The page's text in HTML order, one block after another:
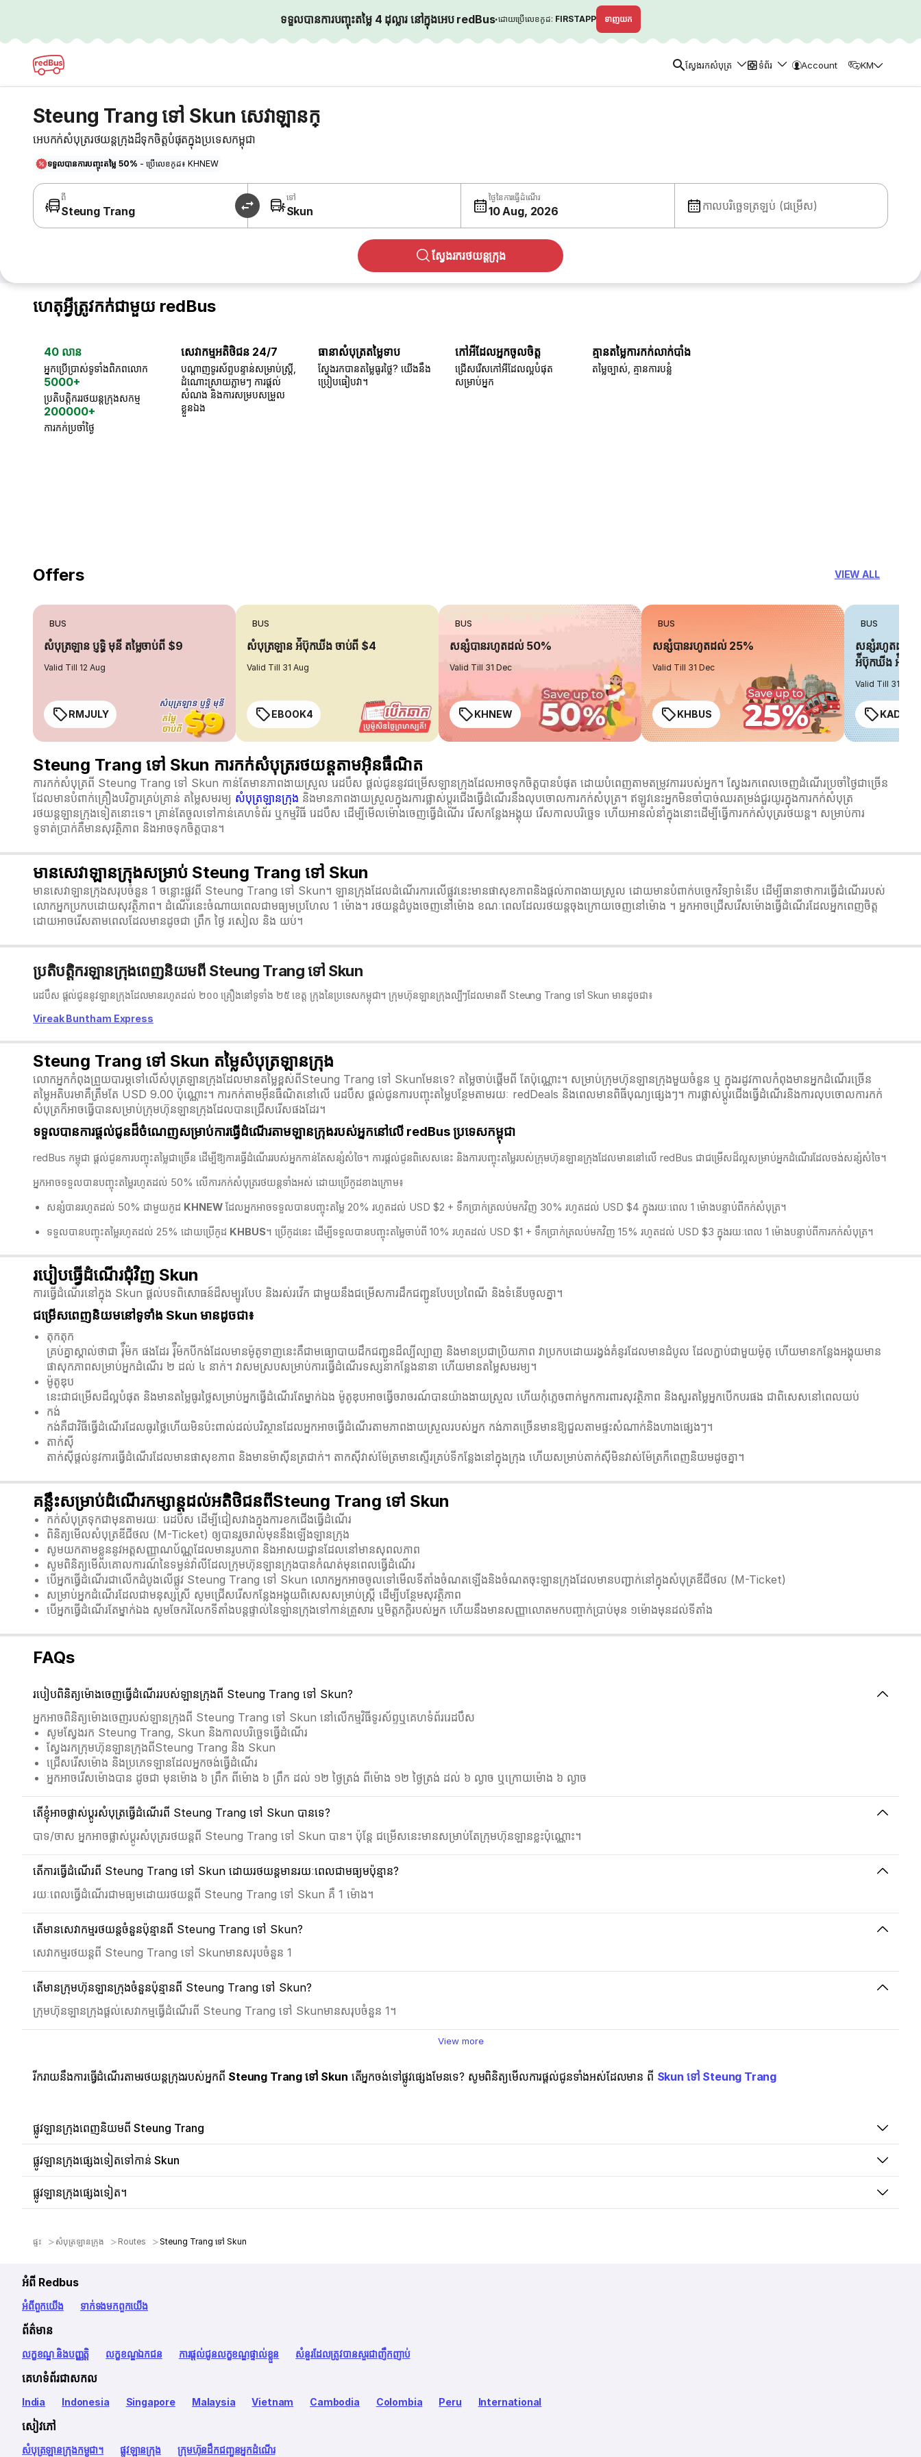
ទទួលបានការបញ្ចុះតម្លៃ 4 ដុល្លារ នៅក្នុងអេប redBus·ដោយប្រើលេខកូដ: FIRSTAPP ទាញយក
ស្វែងរកសំបុត្រ ទំព័រ Account KM
Steung Trang ទៅ Skun សេវាឡានក្
អេបកក់សំបុត្ររថយន្តក្រុងដ៏ទុកចិត្តបំផុតក្នុងប្រទេសកម្ពុជា
ទទួលបានការបញ្ចុះតម្លៃ 50% - ប្រើលេខកូដ៖ KHNEW
ពី
Steung Trang
ទៅ
Skun
ថ្ងៃនៃការធ្វើដំណើរ
10 Aug, 2026 កាលបរិច្ឆេទត្រឡប់ (ជម្រើស)
ស្វែងរករថយន្តក្រុង
ហេតុអ្វីត្រូវកក់ជាមួយ redBus
40 លាន
អ្នកប្រើប្រាស់ទូទាំងពិភពលោក
5000+
ប្រតិបត្តិកររថយន្តក្រុងសកម្ម
200000+
ការកក់ប្រចាំថ្ងៃ
សេវាកម្មអតិថិជន 24/7
បណ្តាញទូរស័ព្ទបន្ទាន់សម្រាប់ស្ត្រី,
ដំណោះស្រាយភ្លាមៗ ការផ្តល់
សំណង និងការសម្របសម្រួល
ខ្លួនឯង
ធានាសំបុត្រតម្លៃទាប
ស្វែងរកបានតម្លៃធូរថ្លៃ? យើងនឹង
ប្រៀបធៀបវា។
កៅអីដែលអ្នកចូលចិត្ត
ជ្រើសរើសកៅអីដែលល្អបំផុត
សម្រាប់អ្នក
គ្មានតម្លៃការកក់លាក់បាំង
តម្លៃច្បាស់, គ្មានការបន្លំ
Offers VIEW ALL
BUS
សំបុត្រឡាន ប្ញទ្ធិ មុនី តម្លៃចាប់ពី $9
Valid Till 12 Aug
RMJULY
BUS
សំបុត្រឡាន អ៉ីប៊ុកឃីង ចាប់ពី $4
Valid Till 31 Aug
EBOOK4
BUS
សន្សំបានរហូតដល់ 50%
Valid Till 31 Dec
KHNEW
BUS
សន្សំបានរហូតដល់ 25%
Valid Till 31 Dec
KHBUS
BUS
សន្សំរហូតដល់
អ៉ីប៊ុកឃីង អ៉ិចប្
Valid Till 31 Dec
KADO20
Steung Trang ទៅ Skun ការកក់សំបុត្ររថយន្តតាមអ៊ិនធឺណិត
ការកក់សំបុត្រពី Steung Trang ទៅ Skun កាន់តែមានភាពងាយស្រួល រេដបឹស ផ្តល់ជូននូវជម្រើសឡានក្រុងដែលអាចទុកចិត្តបានបំផុត ដោយបំពេញតាមតម្រូវការរបស់អ្នក។ ស្វែងរកពេលចេញដំណើរប្រចាំថ្ងៃជាច្រើន
ដែលមានបំពាក់គ្រឿងបរិក្ខារគ្រប់គ្រាន់ តម្លៃសមរម្យ សំបុត្រឡានក្រុង និងមានភាពងាយស្រួលក្នុងរការផ្លាស់ប្ដូរជើងធ្វើដំណើរនឹងលុបចោលការកក់សំបុត្រ។ ឥឡូវនេះអ្នកមិនចាំបាច់ឈរតម្រង់ជួរយូរក្នុងការកក់សំបុត្រ
រថយន្តឡានក្រុងទៀតនោះទេ។ គ្រាន់តែចូលទៅកាន់គេហទំព័រ ឬកម្មវិធី រេដបឹស ដើម្បីមើលម៉ោងចេញធ្វើដំណើរ រើសកន្លែងអង្គុយ រើសកាលបរិច្ឆេទ ហើយអានលំនាំក្នុងនោះដើម្បីធ្វើការកក់សំបុត្ររថយន្ត។ សម្រាប់ការ
ទូទាត់ប្រាក់គឺមានសុវត្ថិភាព និងអាចទុកចិត្តបាន។
មានសេវាឡានក្រុងសម្រាប់ Steung Trang ទៅ Skun
មានសេវាឡានក្រុងសរុបចំនួន 1 ចន្លោះផ្លូវពី Steung Trang ទៅ Skun។ ឡានក្រុងដែលដំណើរការលើផ្លូវនេះមានផាសុខភាពនិងផ្តល់ភាពងាយស្រួល ដោយមានបំពាក់បច្ចេកវិទ្យាទំនើប ដើម្បីធានាថាការធ្វើដំណើររបស់
លោកអ្នកប្រកបដោយសុវត្ថិភាព។ ដំណើរនេះចំណាយពេលជាមធ្យមប្រហែល 1 ម៉ោង។ រថយន្តដំបូងចេញនៅម៉ោង ខណៈពេលដែលរថយន្តចុងក្រោយចេញនៅម៉ោង ។ អ្នកអាចជ្រើសរើសម៉ោងធ្វើដំណើរដែលអ្នកពេញចិត្ត
ដោយអាចរើសតាមពេលដែលមានដូចជា ព្រឹក ថ្ងៃ រសៀល និង យប់។
ប្រតិបត្តិករឡានក្រុងពេញនិយមពី Steung Trang ទៅ Skun
រេដបឹស ផ្តល់ជូននូវឡានក្រុងដែលមានរហូតដល់ ២០០ គ្រឿងនៅទូទាំង ២៥ ខេត្ត ក្រុងនៃប្រទេសកម្ពុជា។ ក្រុមហ៊ុនឡានក្រុងល្បីៗដែលមានពី Steung Trang ទៅ Skun មានដូចជា៖
Vireak Buntham Express
Steung Trang ទៅ Skun តម្លៃសំបុត្រឡានក្រុង
លោកអ្នកកំពុងព្រួយបារម្ភទៅលើសំបុត្រឡានក្រុងដែលមានតម្លៃខ្ពស់ពីSteung Trang ទៅ Skunមែនទេ? តម្លៃចាប់ផ្តើមពី តែប៉ុណ្ណោះ។ សម្រាប់ក្រុមហ៊ុនឡានក្រុងមួយចំនួន ឬ ក្នុងរដូវកាលកំពុងមានអ្នកដំណើរច្រើន
តម្លៃអតិបរមាគឺត្រឹមតែ USD 9.00 ប៉ុណ្ណោះ។ ការកក់តាមអ៊ីនធឺណិតនៅលើ រេដបឹស ផ្តល់ជូនការបញ្ចុះតម្លៃបន្ថែមតាមរយៈ redDeals និងពេលមានពិធីបុណ្យផ្សេងៗ។ ការផ្លាស់ប្ដូរជើងធ្វើដំណើរនិងការលុបចោលការកក់
សំបុត្រក៏អាចធ្វើបានសម្រាប់ក្រុមហ៊ុនឡានក្រុងដែលបានជ្រើសរើសផងដែរ។
ទទួលបានការផ្តល់ជូនដ៏ចំណេញសម្រាប់ការធ្វើដំណើរតាមឡានក្រុងរបស់អ្នកនៅលើ redBus ប្រទេសកម្ពុជា
redBus កម្ពុជា​ ផ្តល់ជូនការបញ្ចុះតម្លៃជាច្រើន ដើម្បីឱ្យការធ្វើដំណើររបស់អ្នកកាន់តែសន្សំសំចៃ។ ការផ្តល់ជូនពិសេសនេះ និងការបញ្ចុះតម្លៃរបស់ក្រុមហ៊ុនឡានក្រុងដែលមាននៅលើ redBus​ ជាជម្រើសដ៏ល្អសម្រាប់អ្នកដំណើរដែលចង់សន្ស៉សំចៃ។
អ្នកអាចទទួលបានបញ្ចុះតម្លៃរហូតដល់ 50% លើការកក់សំបុត្ររថយន្តទាំងអស់ ដោយប្រើកូដខាងក្រោម៖
សន្សំបានរហូតដល់ 50% ជាមួយកូដ KHNEW ដែលអ្នកអាចទទួលបានបញ្ចុះតម្លៃ 20% រហូតដល់ USD $2 + ទឹកប្រាក់ត្រលប់មកវិញ 30% រហូតដល់ USD $4 ក្នុងរយៈពេល 1 ម៉ោងបន្ទាប់ពីកក់សំបុត្រ។
ទទួលបានបញ្ចុះតម្លៃរហូតដល់ 25% ដោយប្រើកូដ KHBUS។ ប្រើកូដនេះ ដើម្បីទទួលបានបញ្ចុះតម្លៃចាប់ពី 10% រហូតដល់ USD $1 + ទឹកប្រាក់ត្រលប់មកវិញ 15% រហូតដល់ USD $3 ក្នុងរយៈពេល 1 ម៉ោងបន្ទាប់ពីការកក់សំបុត្រ។
របៀបធ្វើដំណើរជុំវិញ Skun
ការធ្វើដំណើរនៅក្នុង Skun ផ្តល់បទពិសោធន៍ដ៏សម្បូរបែប និងរស់រវើក ជាមួយនឹងជម្រើសការដឹកជញ្ជូនបែបប្រពៃណី និងទំនើបចូលគ្នា។
ជម្រើសពេញនិយមនៅទូទាំង Skun មានដូចជា៖
តុកតុក
គ្រប់គ្នាស្គាល់ថាជា រ៉ុឺម៉ក ផងដែរ រ៉ុឺម៉កបីកង់ដែលមានម៉ូតូទាញនេះគឺជាមធ្យោបាយដឹកជញ្ជូនដ៏ល្បីល្បាញ និងមានប្រជាប្រិយភាព វាប្រកបដោយរង្វង់គំនូរដែលមានដំបូល ដែលភ្ជាប់ជាមួយម៉ូតូ ហើយមានកន្លែងអង្គុយមាន
ផាសុកភាពសម្រាប់អ្នកដំណើរ ២ ដល់ ៤ នាក់។ វាសមស្របសម្រាប់ការធ្វើដំណើរទស្សនាកន្លែងនានា ហើយមានតម្លៃសមរម្យ។
ម៉ូតូឌុប
នេះជាជម្រើសដ៏ល្អបំផុត និងមានតម្លៃធូរថ្លៃសម្រាប់អ្នកធ្វើដំណើរតែម្នាក់ឯង ម៉ូតូឌុបអាចធ្វើចរាចរណ៍បានយ៉ាងងាយស្រួល ហើយកុំភ្លេចពាក់មួកការពារសុវត្ថិភាព និងសួរតម្លៃអ្នកបើកបរផង ជាពិសេសនៅពេលយប់
កង់
កង់គឺជាវិធីធ្វើដំណើរដែលធូរថ្លៃហើយមិនប៉ះពាល់ដល់បរិស្ថានដែលអ្នកអាចធ្វើដំណើរតាមភាពងាយស្រួលរបស់អ្នក កង់ភាគច្រើនមានឱ្យជួលតាមផ្ទះសំណាក់និងហាងផ្សេងៗ។
តាក់ស៊ី
តាក់ស៊ីផ្តល់នូវការធ្វើដំណើរដែលមានផាសុខភាព និងមានម៉ាស៊ីនត្រជាក់។ តាកសុីវាស់ម៉ែត្រមានស្ទើរគ្រប់ទីកន្លែងនៅក្នុងក្រុង ហើយសម្រាប់តាក់សុីមិនវាស់ម៉ែត្រក៏ពេញនិយមដូចគ្នា។
គន្លឹះសម្រាប់ដំណើរកម្សាន្តដល់អតិថិជនពីSteung Trang ទៅ Skun
កក់សំបុត្រទុកជាមុនតាមរយៈ រេដបឹស ដើម្បីជៀសវាងក្នុងការខកជើងធ្វើដំណើរ
ពិនិត្យមើលសំបុត្រឌីជីថល (M-Ticket) ឲ្យបានរួចរាល់មុននឹងឡើងឡានក្រុង
សូមយកតាមខ្លួននូវអត្តសញ្ញាណប័ណ្ណដែលមានរូបភាព និងអាសយដ្ឋានដែលនៅមានសុពលភាព
សូមពិនិត្យមើលគោលការណ៍នៃទម្ងន់វ៉ាលីដែលក្រុមហ៊ុនឡានក្រុងបានកំណត់មុនពេលធ្វើដំណើរ
បើអ្នកធ្វើដំណើរជាលើកដំបូងលើផ្លូវ Steung Trang ទៅ Skun លោកអ្នកអាចចូលទៅមើលទីតាំងចំណតឡើងនិងចំណតចុះឡានក្រុងដែលមានបញ្ជាក់នៅក្នុងសំបុត្រឌីជីថល (M-Ticket)
សម្រាប់អ្នកដំណើរដែលជាមនុស្សស្រី សូមជ្រើសរើសកន្លែងអង្គុយពិសេសសម្រាប់ស្ត្រី ដើម្បីបន្ថែមសុវត្ថិភាព
បើអ្នកធ្វើដំណើរតែម្នាក់ឯង សូមចែករំលែកទីតាំងបន្តផ្ទាល់នៃឡានក្រុងទៅកាន់គ្រួសារ ឬមិត្តភក្តិរបស់អ្នក ហើយនឹងមានសញ្ញាលោតមកបញ្ចាក់ប្រាប់មុន ១ម៉ោងមុនដល់ទីតាំង
FAQs
របៀបពិនិត្យម៉ោងចេញធ្វើដំណើររបស់ឡានក្រុងពី Steung Trang ទៅ Skun?
អ្នកអាចពិនិត្យម៉ោងចេញរបស់ឡានក្រុងពី Steung Trang ទៅ Skun នៅលើកម្មវិធីទូរស័ព្ទឬគេហទំព័ររេដបឹស
សូមស្វែងរក Steung Trang, Skun និងកាលបរិច្ឆេទធ្វើដំណើរ
ស្វែងរកក្រុមហ៊ុនឡានក្រុងពីSteung Trang និង Skun
ជ្រើសរើសម៉ោង និងប្រភេទឡានដែលអ្នកចង់ធ្វើដំណើរ
អ្នកអាចរើសម៉ោងបាន ដូចជា មុនម៉ោង ៦ ព្រឹក ពីម៉ោង ៦ ព្រឹក ដល់ ១២ ថ្ងៃត្រង់ ពីម៉ោង ១២ ថ្ងៃត្រង់ ដល់ ៦ ល្ងាច ឬក្រោយម៉ោង ៦ ល្ងាច
តើខ្ញុំអាចផ្លាស់ប្ដូរសំបុត្រធ្វើដំណើរពី Steung Trang ទៅ Skun បានទេ?
បាទ/ចាស អ្នកអាចផ្លាស់ប្ដូរសំបុត្ររថយន្តពី Steung Trang ទៅ Skun បាន។ ប៉ុន្តែ ជម្រើសនេះមានសម្រាប់តែក្រុមហ៊ុនឡានខ្លះប៉ុណ្ណោះ។
តើការធ្វើដំណើរពី Steung Trang ទៅ Skun ដោយរថយន្តមានរយៈពេលជាមធ្យមប៉ុន្មាន?
រយៈពេលធ្វើដំណើរជាមធ្យមដោយរថយន្តពី Steung Trang ទៅ Skun គឺ 1 ម៉ោង។
តើមានសេវាកម្មរថយន្តចំនួនប៉ុន្មានពី Steung Trang ទៅ Skun?
សេវាកម្មរថយន្តពី Steung Trang ទៅ Skunមានសរុបចំនួន 1
តើមានក្រុមហ៊ុនឡានក្រុងចំនួនប៉ុន្មានពី Steung Trang ទៅ Skun?
ក្រុមហ៊ុនឡានក្រុងផ្ដល់សេវាកម្មធ្វើដំណើរពី Steung Trang ទៅ Skunមានសរុបចំនួន 1។
View more
រីករាយនឹងការធ្វើដំណើរតាមរថយន្តក្រុងរបស់អ្នកពី Steung Trang ទៅ Skun តើអ្នកចង់ទៅផ្លូវផ្សេងមែនទេ? សូមពិនិត្យមើលការផ្តល់ជូនទាំងអស់ដែលមាន ពី Skun ទៅ Steung Trang
ផ្លូវឡានក្រុងពេញនិយមពី Steung Trang
ផ្លូវឡានក្រុងផ្សេងទៀតទៅកាន់ Skun
ផ្លូវឡានក្រុងផ្សេងទៀត។
ផ្ទះ សំបុត្រឡានក្រុង Routes Steung Trang ទៅ Skun
អំពី Redbus
អំពី​ពួក​យើង ទាក់ទង​មក​ពួក​យើង
ព័ត៌មាន
លក្ខខណ្ឌ និងបញ្ញត្តិ លក្ខខណ្ឌឯកជន ការផ្តល់ជូនលក្ខខណ្ឌផ្ទាល់ខ្លួន សំនួរដែលត្រូវបានសួរជាញឹកញាប់
គេហទំព័រជាសកល
India Indonesia Singapore Malaysia Vietnam Cambodia Colombia Peru International
សៀវភៅ
សំបុត្រឡានក្រុងកម្ពុជា។ ផ្លូវឡានក្រុង ក្រុមហ៊ុនដឹកជញ្ជូនអ្នកដំណើរ